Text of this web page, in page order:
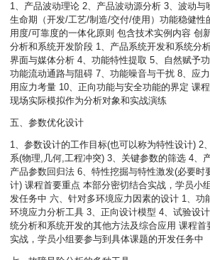
1、产品波动理论 2、产品波动源分析 3、波动与
生命期（开发/工艺/制造/交付/使用）功能稳健性
用度/可靠度的一体化原则 包含技术实例内容 创
分析和系统开发阶段 1、产品系统开发和系统分
界面与媒体分析 4、功能特性提取 5、自然赋予
功能流动通路与阻碍 7、功能噪音与干扰 8、应
用应力考量 10、正向功能与安全功能的界定 课
现场实际模拟作为分析对象和实战演练
五、参数优化设计
1、参数设计的工作目标(也可以称为特性设计) 2
系(物理,几何,工程冲突) 3、关键参数的筛选 4、
产品参数回归法 6、特性挖掘与特性激发(必要时
计) 课程首要重点 本部分密切结合实战，学员小
发任务中 六、针对多环境应力因素的设计 1、功
环境应力分析工具 3、正向设计模型 4、试验设
统分析和系统开发的其他方法及综合应用 课程
实战，学员小组要参与到具体课题的开发任务中